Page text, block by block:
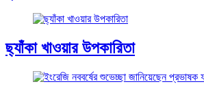
ছ্যাঁকা খাওয়ার উপকারিতা